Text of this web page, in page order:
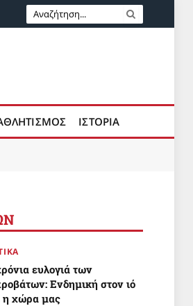
ΙΣΤΟΡΙΑ
ευλογιά των
Ενδημική στον ιό
η χώρα μας